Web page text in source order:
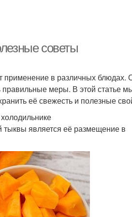
советы
применение в различных блюдах.
правильные меры. В этой статье
её свежесть и полезные
является её размещение в